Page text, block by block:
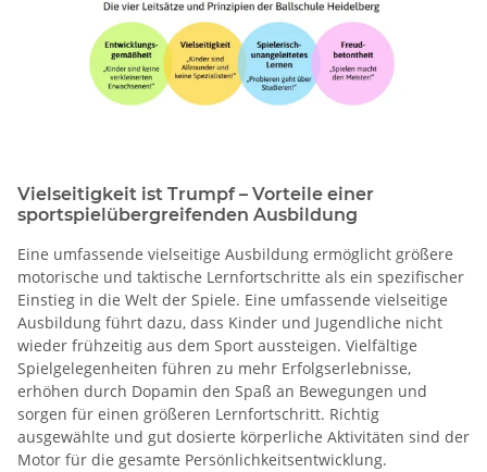
Vielseitigkeit ist Trumpf – Vorteile einer
sportspielübergreifenden Ausbildung
Eine umfassende vielseitige Ausbildung ermöglicht größere
motorische und taktische Lernfortschritte als ein spezifischer
Einstieg in die Welt der Spiele. Eine umfassende vielseitige
Ausbildung führt dazu, dass Kinder und Jugendliche nicht
wieder frühzeitig aus dem Sport aussteigen. Vielfältige
Spielgelegenheiten führen zu mehr Erfolgserlebnisse,
erhöhen durch Dopamin den Spaß an Bewegungen und
sorgen für einen größeren Lernfortschritt. Richtig
ausgewählte und gut dosierte körperliche Aktivitäten sind der
Motor für die gesamte Persönlichkeitsentwicklung.